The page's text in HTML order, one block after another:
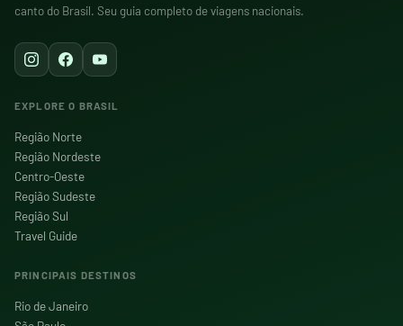
canto do Brasil. Seu guia completo de viagens nacionais.
EXPLORE O BRASIL
Região Norte
Região Nordeste
Centro-Oeste
Região Sudeste
Região Sul
Travel Guide
PRINCIPAIS DESTINOS
Rio de Janeiro